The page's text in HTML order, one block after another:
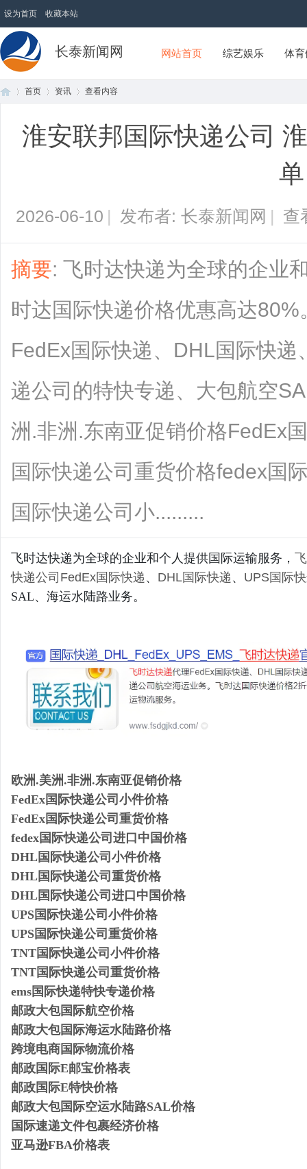
设为首页 收藏本站
长泰新闻网 网站首页 综艺娱乐 体
首页 资讯 查看内容
淮安联邦国际快递公司
单
2026-06-10 | 发布者: 长泰新闻网 | 查
摘要: 飞时达快递为全球的企业
时达国际快递价格优惠高达
FedEx国际快递、DHL国际快
递公司的特快专递、大包航空
洲.非洲.东南亚促销价格FedEx
国际快递公司重货价格fedex国
国际快递公司小.........
飞时达快递为全球的企业和个人提供国际运输服务，
快递公司 FedEx国际快递 、 DHL国际快递 、 UPS国际
SAL、海运水陆路业务。
欧洲.美洲.非洲.东南亚促销价格
FedEx国际快递公司小件价格
FedEx国际快递公司重货价格
fedex国际快递公司进口中国价格
DHL国际快递公司小件价格
DHL国际快递公司重货价格
DHL国际快递公司进口中国价格
UPS国际快递公司小件价格
UPS国际快递公司重货价格
TNT国际快递公司小件价格
TNT国际快递公司重货价格
ems国际快递特快专递价格
邮政大包国际航空价格
邮政大包国际海运水陆路价格
跨境电商国际物流价格
邮政国际E邮宝价格表
邮政国际E特快价格
邮政大包国际空运水陆路SAL价格
国际速递文件包裹经济价格
亚马逊FBA价格表